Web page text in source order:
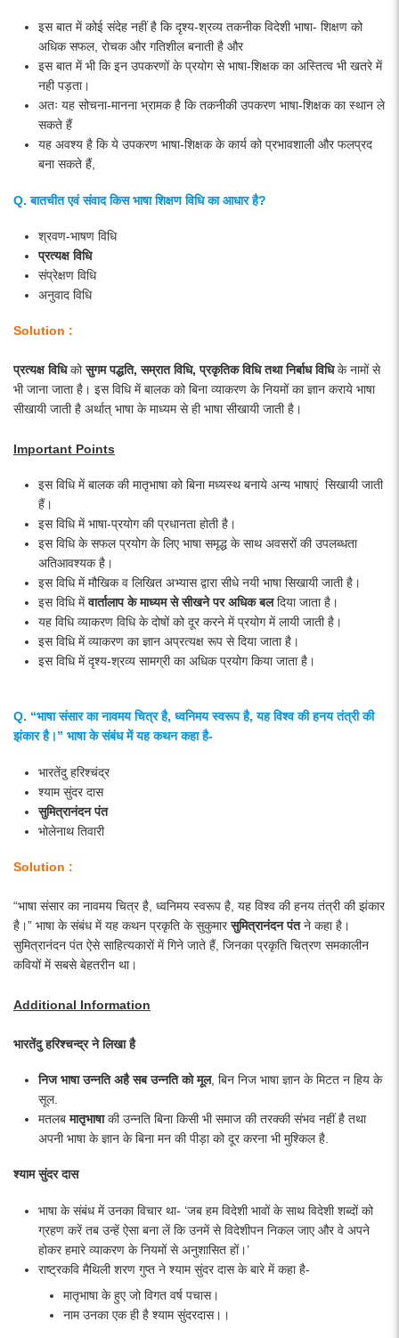
इस बात में कोई संदेह नहीं है कि दृश्य-श्रव्य तकनीक विदेशी भाषा- शिक्षण को
अधिक सफल, रोचक और गतिशील बनाती है और
इस बात में भी कि इन उपकरणों के प्रयोग से भाषा-शिक्षक का अस्तित्व भी खतरे में
नही पड़ता।
अतः यह सोचना-मानना भ्रामक है कि तकनीकी उपकरण भाषा-शिक्षक का स्थान ले
सकते हैं
यह अवश्य है कि ये उपकरण भाषा-शिक्षक के कार्य को प्रभावशाली और फलप्रद
बना सकते हैं,
Q. बातचीत एवं संवाद किस भाषा शिक्षण विधि का आधार है?
श्रवण-भाषण विधि
प्रत्यक्ष विधि
संप्रेक्षण विधि
अनुवाद विधि
Solution :
प्रत्यक्ष विधिकोसुगम पद्धति, सम्रात विधि, प्रकृतिक विधि तथा निर्बाध विधिके नामों से
भी जाना जाता है। इस विधि में बालक को बिना व्याकरण के नियमों का ज्ञान कराये भाषा
सीखायी जाती है अर्थात् भाषा के माध्यम से ही भाषा सीखायी जाती है।
Important Points
इस विधि में बालक की मातृभाषा को बिना मध्यस्थ बनाये अन्य भाषाएं सिखायी जाती
हैं।
इस विधि में भाषा-प्रयोग की प्रधानता होती है।
इस विधि के सफल प्रयोग के लिए भाषा समृद्ध के साथ अवसरों की उपलब्धता
अतिआवश्यक है।
इस विधि में मौखिक व लिखित अभ्यास द्वारा सीधे नयी भाषा सिखायी जाती है।
इस विधि मेंवार्तालाप के माध्यम से सीखने पर अधिक बलदिया जाता है।
यह विधि व्याकरण विधि के दोषों को दूर करने में प्रयोग में लायी जाती है।
इस विधि में व्याकरण का ज्ञान अप्रत्यक्ष रूप से दिया जाता है।
इस विधि में दृश्य-श्रव्य सामग्री का अधिक प्रयोग किया जाता है।
Q. “भाषा संसार का नावमय चित्र है, ध्वनिमय स्वरूप है, यह विश्व की हनय तंत्री की
झंकार है।” भाषा के संबंध में यह कथन कहा है-
भारतेंदु हरिश्चंद्र
श्याम सुंदर दास
सुमित्रानंदन पंत
भोलेनाथ तिवारी
Solution :
“भाषा संसार का नावमय चित्र है, ध्वनिमय स्वरूप है, यह विश्व की हनय तंत्री की झंकार
है।” भाषा के संबंध में यह कथन प्रकृति के सुकुमारसुमित्रानंदन पंतने कहा है।
सुमित्रानंदन पंत ऐसे साहित्यकारों में गिने जाते हैं, जिनका प्रकृति चित्रण समकालीन
कवियों में सबसे बेहतरीन था।
Additional Information
भारतेंदु हरिश्चन्द्र ने लिखा है
निज भाषा उन्नति अहै सब उन्नति को मूल, बिन निज भाषा ज्ञान के मिटत न हिय के
सूल.
मतलबमातृभाषाकी उन्नति बिना किसी भी समाज की तरक्की संभव नहीं है तथा
अपनी भाषा के ज्ञान के बिना मन की पीड़ा को दूर करना भी मुश्किल है.
श्याम सुंदर दास
​भाषा के संबंध में उनका विचार था- ‘जब हम विदेशी भावों के साथ विदेशी शब्दों को
ग्रहण करें तब उन्हें ऐसा बना लें कि उनमें से विदेशीपन निकल जाए और वे अपने
होकर हमारे व्याकरण के नियमों से अनुशासित हों।’
राष्ट्रकवि मैथिली शरण गुप्त ने श्याम सुंदर दास के बारे में कहा है-​
मातृभाषा के हुए जो विगत वर्ष पचास।
नाम उनका एक ही है श्याम सुंदरदास।।